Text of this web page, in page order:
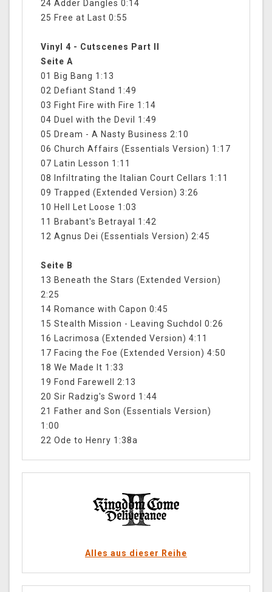
24 Adder Dangles 0:14
25 Free at Last 0:55
Vinyl 4 - Cutscenes Part II
Seite A
01 Big Bang 1:13
02 Defiant Stand 1:49
03 Fight Fire with Fire 1:14
04 Duel with the Devil 1:49
05 Dream - A Nasty Business 2:10
06 Church Affairs (Essentials Version) 1:17
07 Latin Lesson 1:11
08 Infiltrating the Italian Court Cellars 1:11
09 Trapped (Extended Version) 3:26
10 Hell Let Loose 1:03
11 Brabant's Betrayal 1:42
12 Agnus Dei (Essentials Version) 2:45
Seite B
13 Beneath the Stars (Extended Version)
2:25
14 Romance with Capon 0:45
15 Stealth Mission - Leaving Suchdol 0:26
16 Lacrimosa (Extended Version) 4:11
17 Facing the Foe (Extended Version) 4:50
18 We Made It 1:33
19 Fond Farewell 2:13
20 Sir Radzig's Sword 1:44
21 Father and Son (Essentials Version)
1:00
22 Ode to Henry 1:38a
Alles aus dieser Reihe